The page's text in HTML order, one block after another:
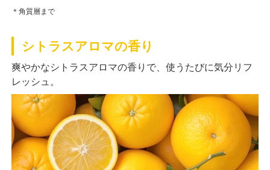
＊角質層まで
シトラスアロマの香り
爽やかなシトラスアロマの香りで、使うたびに気分リフ
レッシュ。